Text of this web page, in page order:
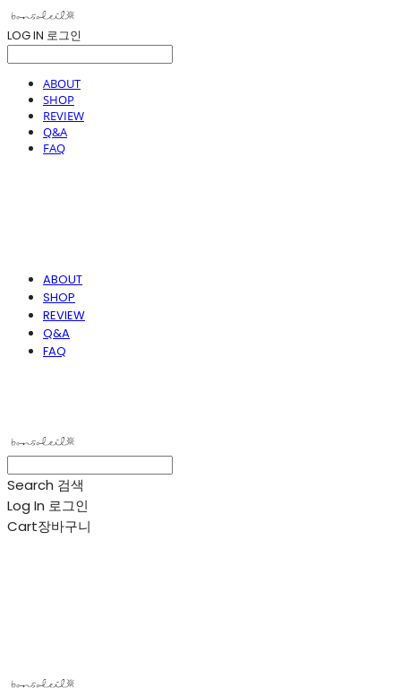
LOG IN 로그인
ABOUT
SHOP
REVIEW
Q&A
FAQ
ABOUT
SHOP
REVIEW
Q&A
FAQ
Search 검색
Log In 로그인
Cart장바구니